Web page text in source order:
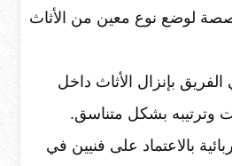
لوضع نوع معين من الأثاث
بإنزال الأثاث داخل
وترتيبه بشكل متناسق.
بالاعتماد على فنيين في